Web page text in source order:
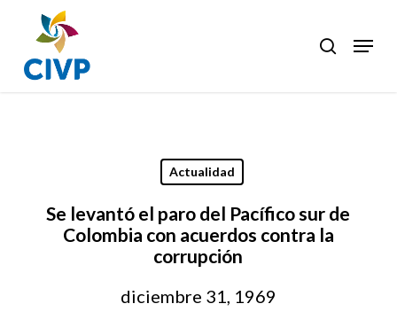
main
content
search
Menu
Actualidad
Se levantó el paro del Pacífico sur de
Colombia con acuerdos contra la
corrupción
diciembre 31, 1969
Close